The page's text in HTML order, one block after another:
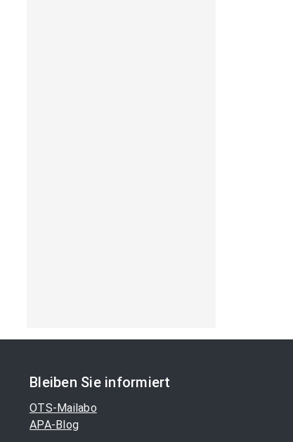
Bleiben Sie informiert
OTS-Mailabo
APA-Blog